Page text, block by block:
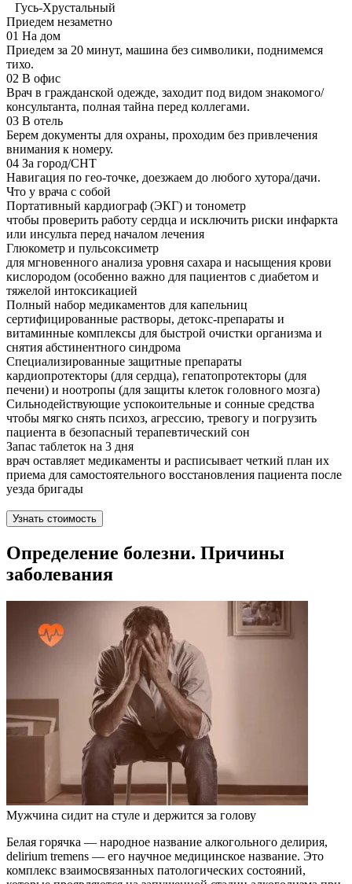
Гусь-Хрустальный
Приедем незаметно
01 На дом
Приедем за 20 минут, машина без символики, поднимемся
тихо.
02 В офис
Врач в гражданской одежде, заходит под видом знакомого/
консультанта, полная тайна перед коллегами.
03 В отель
Берем документы для охраны, проходим без привлечения
внимания к номеру.
04 За город/СНТ
Навигация по гео-точке, доезжаем до любого хутора/дачи.
Что у врача с собой
Портативный кардиограф (ЭКГ) и тонометр
чтобы проверить работу сердца и исключить риски инфаркта
или инсульта перед началом лечения
Глюкометр и пульсоксиметр
для мгновенного анализа уровня сахара и насыщения крови
кислородом (особенно важно для пациентов с диабетом и
тяжелой интоксикацией
Полный набор медикаментов для капельниц
сертифицированные растворы, детокс-препараты и
витаминные комплексы для быстрой очистки организма и
снятия абстинентного синдрома
Специализированные защитные препараты
кардиопротекторы (для сердца), гепатопротекторы (для
печени) и ноотропы (для защиты клеток головного мозга)
Сильнодействующие успокоительные и сонные средства
чтобы мягко снять психоз, агрессию, тревогу и погрузить
пациента в безопасный терапевтический сон
Запас таблеток на 3 дня
врач оставляет медикаменты и расписывает четкий план их
приема для самостоятельного восстановления пациента после
уезда бригады
Узнать стоимость
Определение болезни. Причины
заболевания
Мужчина сидит на стуле и держится за голову
Белая горячка — народное название алкогольного делирия,
delirium tremens — его научное медицинское название. Это
комплекс взаимосвязанных патологических состояний,